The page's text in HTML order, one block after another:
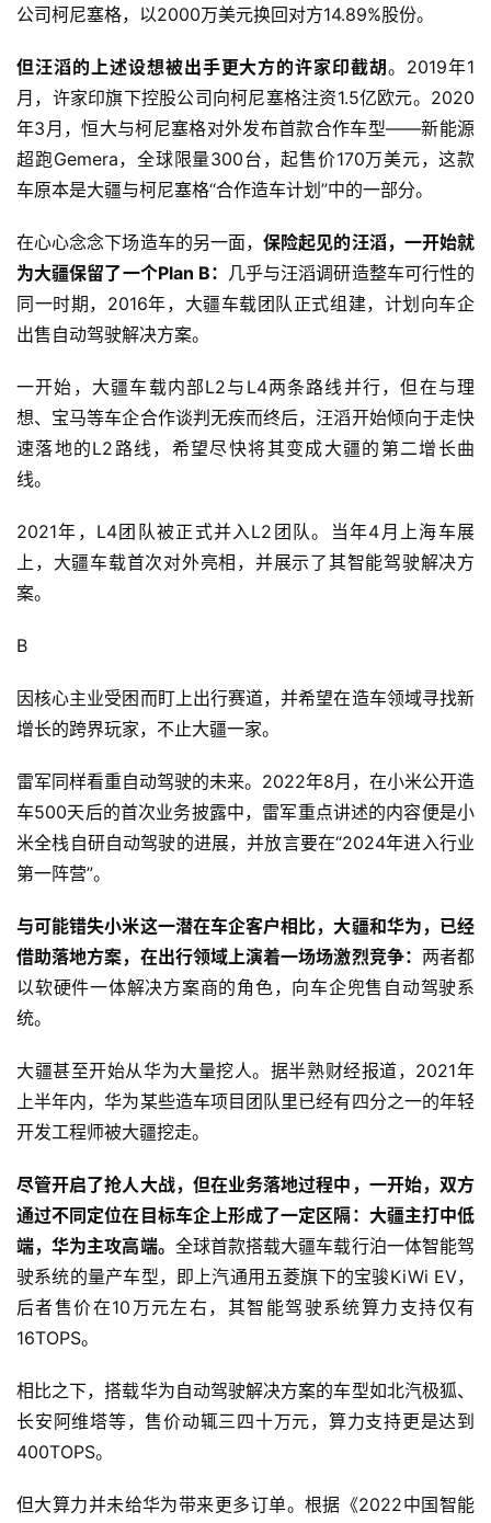
公司柯尼塞格，以2000万美元换回对方14.89%股份。
但汪滔的上述设想被出手更大方的许家印截胡。2019年1
月，许家印旗下控股公司向柯尼塞格注资1.5亿欧元。2020
年3月，恒大与柯尼塞格对外发布首款合作车型——新能源
超跑Gemera，全球限量300台，起售价170万美元，这款
车原本是大疆与柯尼塞格“合作造车计划”中的一部分。
在心心念念下场造车的另一面，保险起见的汪滔，一开始就
为大疆保留了一个Plan B： 几乎与汪滔调研造整车可行性的
同一时期，2016年，大疆车载团队正式组建，计划向车企
出售自动驾驶解决方案。
一开始，大疆车载内部L2与L4两条路线并行，但在与理
想、宝马等车企合作谈判无疾而终后，汪滔开始倾向于走快
速落地的L2路线，希望尽快将其变成大疆的第二增长曲
线。
2021年，L4团队被正式并入L2团队。当年4月上海车展
上，大疆车载首次对外亮相，并展示了其智能驾驶解决方
案。
B
因核心主业受困而盯上出行赛道，并希望在造车领域寻找新
增长的跨界玩家，不止大疆一家。
雷军同样看重自动驾驶的未来。2022年8月，在小米公开造
车500天后的首次业务披露中，雷军重点讲述的内容便是小
米全栈自研自动驾驶的进展，并放言要在“2024年进入行业
第一阵营”。
与可能错失小米这一潜在车企客户相比，大疆和华为，已经
借助落地方案，在出行领域上演着一场场激烈竞争： 两者都
以软硬件一体解决方案商的角色，向车企兜售自动驾驶系
统。
大疆甚至开始从华为大量挖人。据半熟财经报道，2021年
上半年内，华为某些造车项目团队里已经有四分之一的年轻
开发工程师被大疆挖走。
尽管开启了抢人大战，但在业务落地过程中，一开始，双方
通过不同定位在目标车企上形成了一定区隔：大疆主打中低
端，华为主攻高端。 全球首款搭载大疆车载行泊一体智能驾
驶系统的量产车型，即上汽通用五菱旗下的宝骏KiWi EV，
后者售价在10万元左右，其智能驾驶系统算力支持仅有
16TOPS。
相比之下，搭载华为自动驾驶解决方案的车型如北汽极狐、
长安阿维塔等，售价动辄三四十万元，算力支持更是达到
400TOPS。
但大算力并未给华为带来更多订单。根据《2022中国智能